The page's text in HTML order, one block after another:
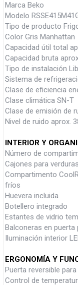
Marca Beko
Modelo
Tipo de producto
Color Gris Manhattan
Capacidad útil total
Capacidad bruta
Tipo de instalación
Sistema de
Clase de eficiencia
Clase climática SN-T
Clase de emisión de
Nivel de ruido aprox.
INTERIOR Y
Número de
Cajones para
Compartimento
fríos
Huevera incluida
Botellero integrado
Estantes de vidrio
Balconeras en
Iluminación interior
ERGONOMÍA Y
Puerta reversible
Control de